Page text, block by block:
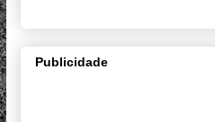
Publicidade